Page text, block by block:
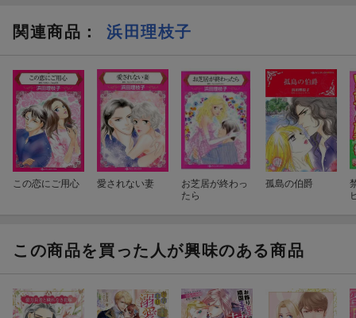
関連商品 ： 浜田理枝子
この恋にご用心 愛されない妻
お芝居が終わっ
たら
孤島の伯爵
この商品を買った人が興味のある商品